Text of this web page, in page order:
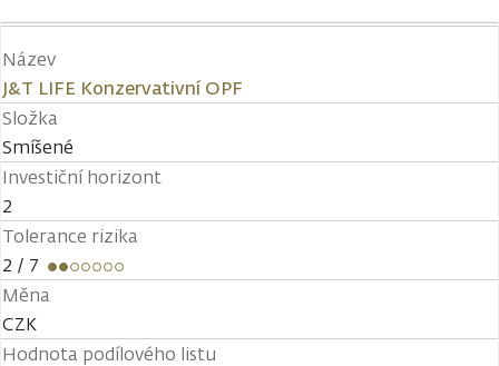
Název
J&T LIFE Konzervativní OPF
Složka
Smíšené
Investiční horizont
2
Tolerance rizika
2 / 7
Měna
CZK
Hodnota podílového listu